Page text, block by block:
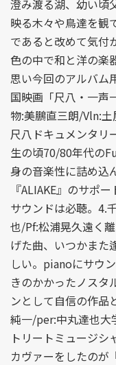
澄み渡る湖、幼い頃
映る木々や鳥達を観
であると改めて気付
色の中で和と洋の楽
思い今回のアルバム
国映画「尺八・一声
物:美鵬直三朗/Vln:
尺八ドキュメンタリ
生の頃70/80年代の
身の音楽性に詰め込
『ALIAKE』のサポ
サウンドは必聴。4.
也/Pf:松浦晃久遠く
げた曲、いつかまた
しい。pianoにサウ
きのかかったノスタ
ンとして自信の作品
純一/per:中丸達也大
トリートミュージ
カヴァーをしたのが